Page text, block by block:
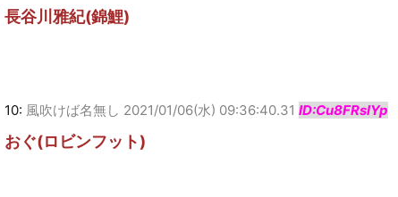
長谷川雅紀(錦鯉)
10: 風吹けば名無し 2021/01/06(水) 09:36:40.31 ID:Cu8FRslYp
おぐ(ロビンフット)